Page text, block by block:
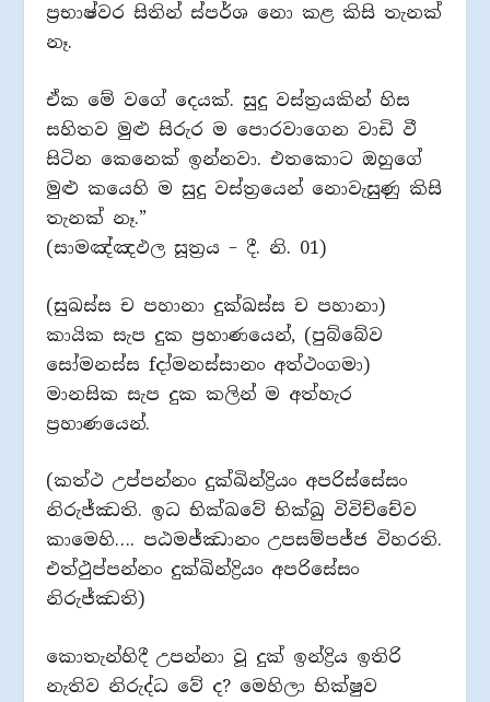
ප්‍රභාෂ්වර සිතින් ස්පර්ශ නො කළ කිසි තැනක්
නෑ.
ඒක මේ වගේ දෙයක්. සුදු වස්ත්‍රයකින් හිස
සහිතව මුළු සිරුර ම පොරවාගෙන වාඩි වී
සිටින කෙනෙක් ඉන්නවා. එතකොට ඔහුගේ
මුළු කයෙහි ම සුදු වස්ත්‍රයෙන් නොවැසුණු කිසි
තැනක් නෑ.”
(සාමඤ්ඤඵල සූත්‍රය – දී. නි. 01)
(සුඛස්ස ච පහානා දුක්ඛස්ස ච පහානා)
කායික සැප දුක ප්‍රහාණයෙන්, (පුබ්බේව
සෝමනස්ස fදා්මනස්සානං අත්ථංගමා)
මානසික සැප දුක කලින් ම අත්හැර
ප්‍රහාණයෙන්.
(කත්ථ උප්පන්නං දුක්ඛින්ද්‍රියං අපරිස්සේසං
නිරුජ්ඣති. ඉධ භික්ඛවේ භික්ඛු විවිච්චේව
කාමෙහි…. පඨමජ්ඣානං උපසම්පජ්ජ විහරති.
එත්ථුප්පන්නං දුක්ඛින්ද්‍රියං අපරිසේසං
නිරුජ්ඣති)
කොතැන්හිදී උපන්නා වූ දුක් ඉන්ද්‍රිය ඉතිරි
නැතිව නිරුද්ධ වේ ද? මෙහිලා භික්ෂුව